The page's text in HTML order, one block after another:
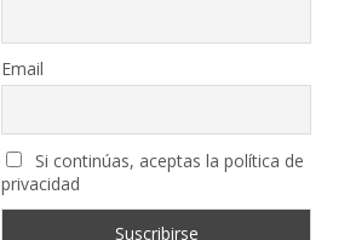
Email
Si continúas, aceptas la política de
privacidad